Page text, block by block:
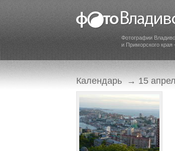
Фотографии
и Приморского края
Календарь → 15